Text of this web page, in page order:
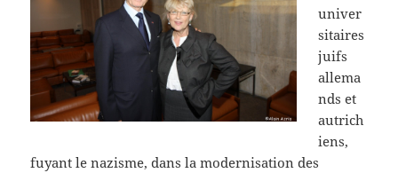
univer
sitaires
juifs
allema
nds et
autrich
iens,
fuyant le nazisme, dans la modernisation des